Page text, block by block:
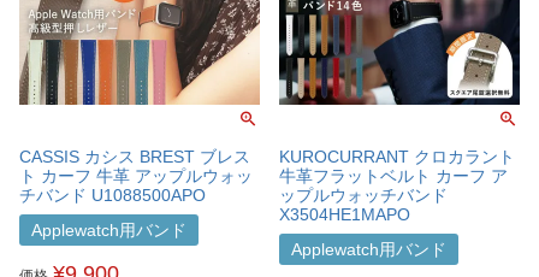
CASSIS カシス BREST ブレス
ト カーフ 牛革 アップルウォッ
チバンド U1088500APO
Applewatch用バンド
KUROCURRANT クロカラント
牛革フラットベルト カーフ ア
ップルウォッチバンド
X3504HE1MAPO
Applewatch用バンド